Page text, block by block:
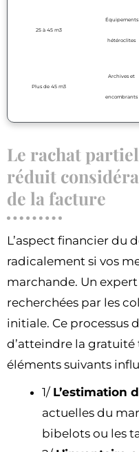
25 à 45 m3
Équipements
hétéroclites
Plus de 45 m3
Archives et
encombrants
Le rachat
réduit
de la facture
L’aspect financier du
radicalement si vos
marchande. Un
recherchées par les
initiale. Ce processus
d’atteindre la gratuité
éléments suivants
1/ L’estimation
actuelles du
bibelots ou les